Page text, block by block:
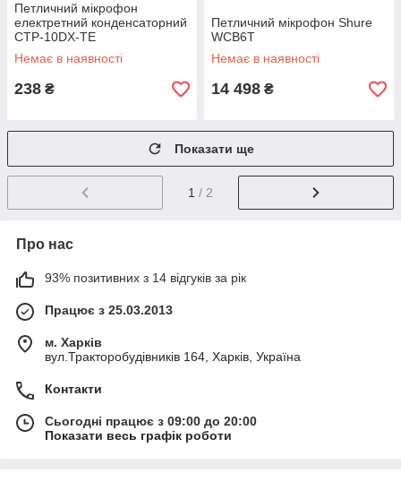
Петличний мікрофон
електретний конденсаторний
CTP-10DX-TE
Немає в наявності
238 ₴
Петличний мікрофон Shure
WCB6T
Немає в наявності
14 498 ₴
Показати ще
1 / 2
Про нас
93% позитивних з 14 відгуків за рік
Працює з 25.03.2013
м. Харків
вул.Тракторобудівників 164, Харків, Україна
Контакти
Сьогодні працює з 09:00 до 20:00
Показати весь графік роботи